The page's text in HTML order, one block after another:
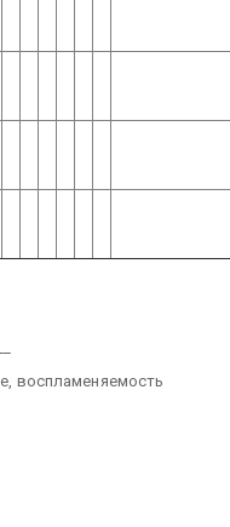
воспламеняемость